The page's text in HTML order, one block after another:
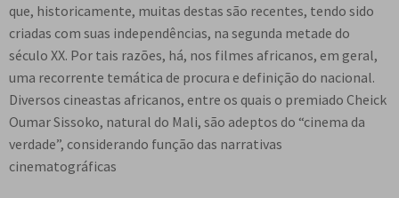
que, historicamente, muitas destas são recentes, tendo sido
criadas com suas independências, na segunda metade do
século XX. Por tais razões, há, nos filmes africanos, em geral,
uma recorrente temática de procura e definição do nacional.
Diversos cineastas africanos, entre os quais o premiado Cheick
Oumar Sissoko, natural do Mali, são adeptos do “cinema da
verdade”, considerando função das narrativas
cinematográficas